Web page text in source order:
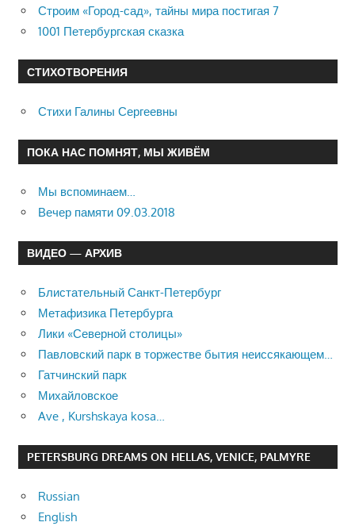
Строим «Город-сад», тайны мира постигая 7
1001 Петербургская сказка
СТИХОТВОРЕНИЯ
Стихи Галины Сергеевны
ПОКА НАС ПОМНЯТ, МЫ ЖИВЁМ
Мы вспоминаем…
Вечер памяти 09.03.2018
ВИДЕО — АРХИВ
Блистательный Санкт-Петербург
Метафизика Петербурга
Лики «Северной столицы»
Павловский парк в торжестве бытия неиссякающем…
Гатчинский парк
Михайловское
Ave , Kurshskaya kosa…
PETERSBURG DREAMS ON HELLAS, VENICE, PALMYRE
Russian
English